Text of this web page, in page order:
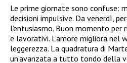
Le prime giornate sono confuse:
decisioni impulsive. Da venerdì,
l’entusiasmo. Buon momento
e lavorativi. L’amore migliora nel
leggerezza. La quadratura di
un’avanzata a tutto tondo della